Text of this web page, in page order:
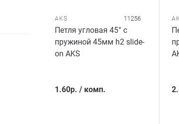
AKS 11256
Петля угловая 45° с
пружиной 45мм h2 slide-
on AKS
1.60р. / комп.